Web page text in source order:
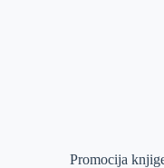
Promocija